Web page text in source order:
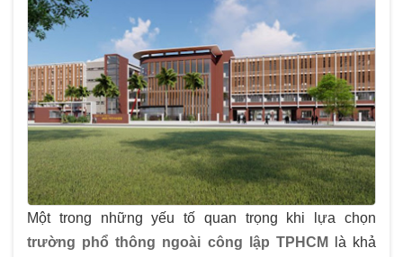
Một trong những yếu tố quan trọng khi lựa chọn
trường phổ thông ngoài công lập TPHCM
là khả